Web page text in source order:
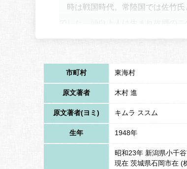
時は戦国時代。常陸国では佐竹氏
だ）を供養するために五輪塔を建
いの数々をしたのです。それに怒っ
「この大切な儀式を、馬も降りず
と大声で言い放った。
怒った小田の家臣たちは、そこに
降小田氏には憎悪の念を抱いて死
さて、頭白上人が亡くなってしば
は自らこの頭白上人の生まれ変わ
市町村 東海村
原文著者 木村 進
原文著者(ヨミ) キムラ ススム
生年 1948年
昭和23年 新潟県小千
現在 茨城県石岡市在 (